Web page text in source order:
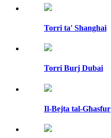
Torri ta' Shanghai
Torri Burj Dubai
Il-Bejta tal-Għasfur